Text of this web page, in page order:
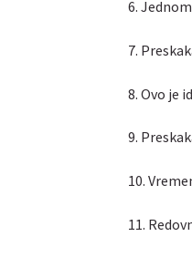
6.
7.
8. Ovo je
9.
10.
11.